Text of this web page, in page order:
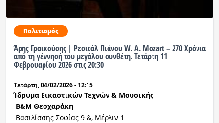
Κόσμος
Ραδιόφωνο LIVE
Εκπομπές
Πολιτισμός
Πολιτισμός
Άρης Γραικούσης | Ρεσιτάλ Πιάνου W. A. Mozart – 270 Χρόνια
από τη γέννησή του μεγάλου συνθέτη. Τετάρτη 11
Φεβρουαρίου 2026 στις 20:30
Τετάρτη, 04/02/2026 - 12:15
Ίδρυμα Εικαστικών Τεχνών & Μουσικής
Β&Μ Θεοχαράκη
Βασιλίσσης Σοφίας 9 &, Μέρλιν 1